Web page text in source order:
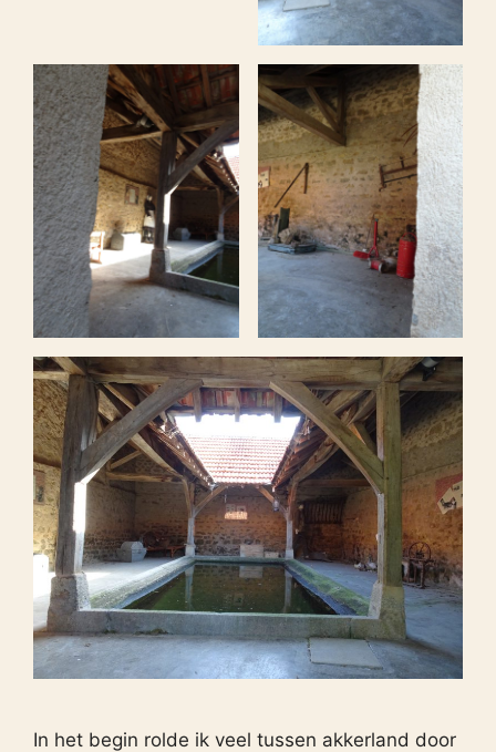
In het begin rolde ik veel tussen akkerland door